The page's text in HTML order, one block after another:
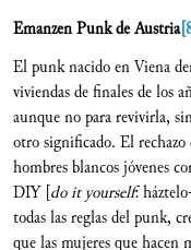
Emanzen Punk de Austria
El punk nacido en Viena
viviendas de finales de los
aunque no para revivirla,
otro significado. El rechazo
hombres blancos jóvenes
DIY [do it yourself:
todas las reglas del punk,
que las mujeres que hacen